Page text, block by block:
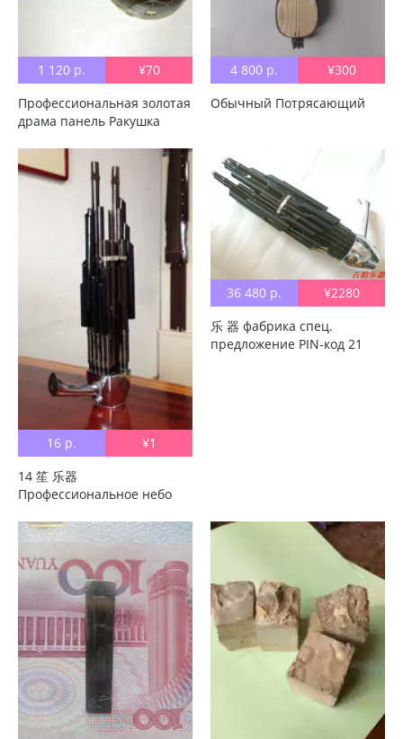
1 120 р.
¥70
Профессиональная золотая
драма панель Ракушка
4 800 р.
¥300
Обычный Потрясающий
16 р.
¥1
14 笙 乐器
Профессиональное небо
Хэнань Драма 唢 唢 笙 降 E
Drop B в подарок Написать
инструменты
36 480 р.
¥2280
乐 器 фабрика спец.
предложение PIN-код 21